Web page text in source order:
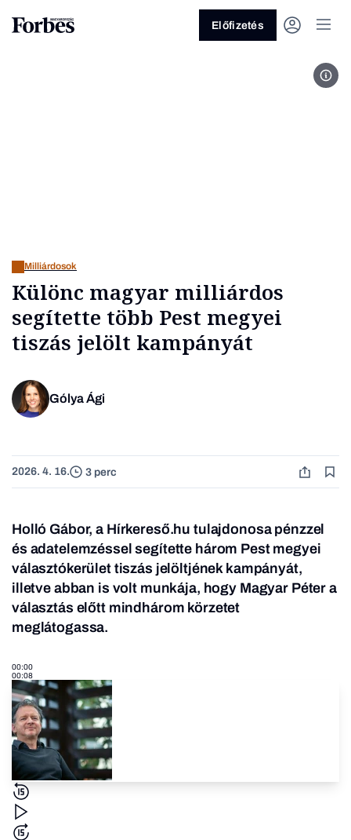
Előfizetés
Milliárdosok
Különc magyar milliárdos
segítette több Pest megyei
tiszás jelölt kampányát
Gólya Ági
2026. 4. 16. 3 perc
Holló Gábor, a Hírkereső.hu tulajdonosa pénzzel
és adatelemzéssel segítette három Pest megyei
választókerület tiszás jelöltjének kampányát,
illetve abban is volt munkája, hogy Magyar Péter a
választás előtt mindhárom körzetet
meglátogassa.
00:00
00:08